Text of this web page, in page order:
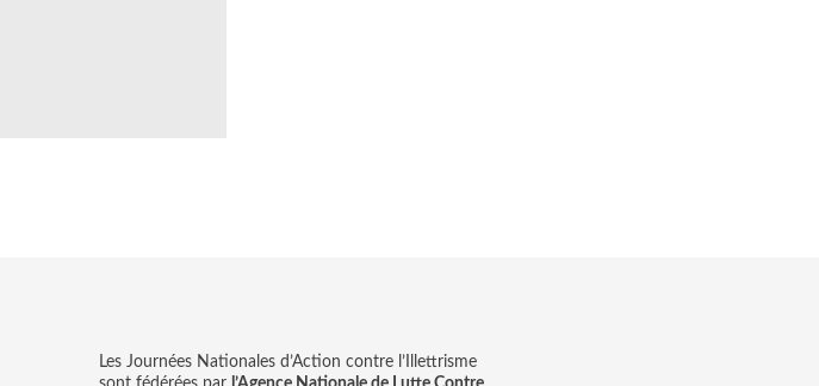
Les Journées Nationales d’Action contre l’Illettrisme